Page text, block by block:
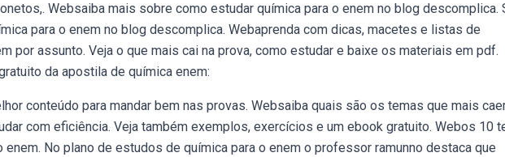
Websaiba mais sobre como estudar química para o enem no blog descomplica.
para o enem no blog descomplica. Webaprenda com dicas, macetes e listas de
por assunto. Veja o que mais cai na prova, como estudar e baixe os materiais em pdf.
da apostila de química enem:
conteúdo para mandar bem nas provas. Websaiba quais são os temas que mais
com eficiência. Veja também exemplos, exercícios e um ebook gratuito. Webos 10
enem. No plano de estudos de química para o enem o professor ramunno destaca que